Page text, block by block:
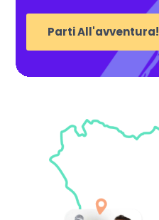
Parti All'avventura!